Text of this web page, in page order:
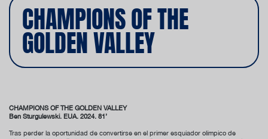
CHAMPIONS OF THE
GOLDEN VALLEY
CHAMPIONS OF THE GOLDEN VALLEY
Ben Sturgulewski. EUA. 2024. 81’
Tras perder la oportunidad de convertirse en el primer esquiador olímpico de